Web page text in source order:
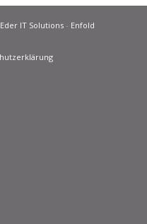
Eder IT Solutions- Enfold